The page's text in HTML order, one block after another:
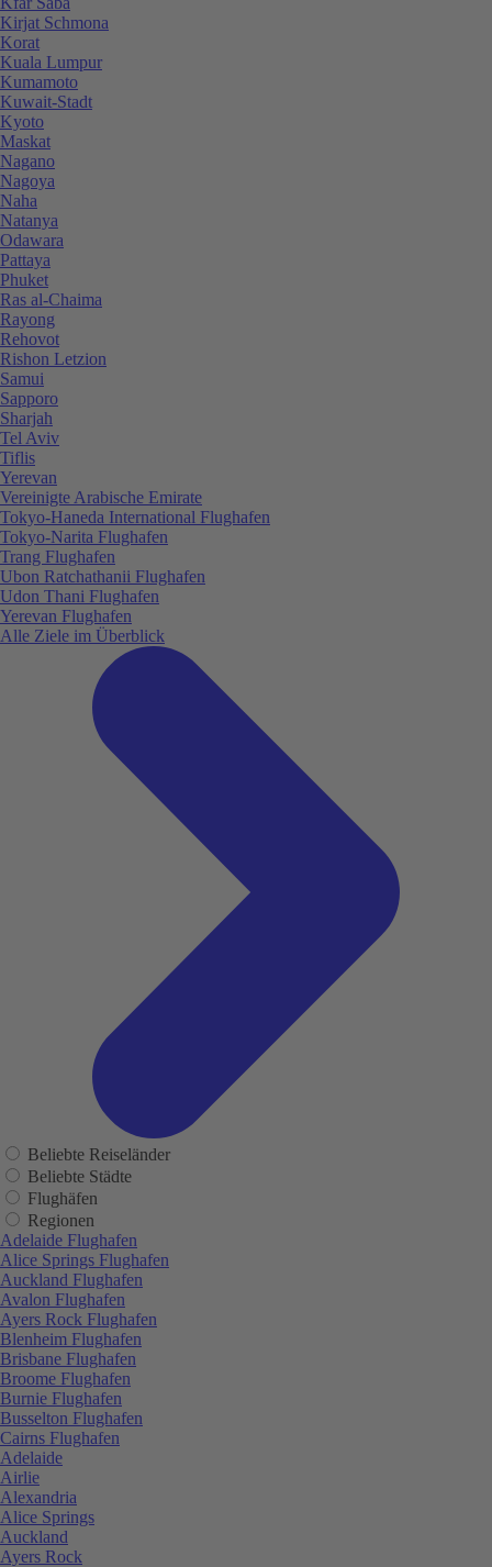
Kirjat Schmona
Korat
Kuala Lumpur
Kumamoto
Kuwait-Stadt
Kyoto
Maskat
Nagano
Nagoya
Naha
Natanya
Odawara
Pattaya
Phuket
Ras al-Chaima
Rayong
Rehovot
Rishon Letzion
Samui
Sapporo
Sharjah
Tel Aviv
Tiflis
Yerevan
Vereinigte Arabische Emirate
Tokyo-Haneda International Flughafen
Tokyo-Narita Flughafen
Trang Flughafen
Ubon Ratchathanii Flughafen
Udon Thani Flughafen
Yerevan Flughafen
Alle Ziele im Überblick
Beliebte Reiseländer
Beliebte Städte
Flughäfen
Regionen
Adelaide Flughafen
Alice Springs Flughafen
Auckland Flughafen
Avalon Flughafen
Ayers Rock Flughafen
Blenheim Flughafen
Brisbane Flughafen
Broome Flughafen
Burnie Flughafen
Busselton Flughafen
Cairns Flughafen
Adelaide
Airlie
Alexandria
Alice Springs
Auckland
Ayers Rock